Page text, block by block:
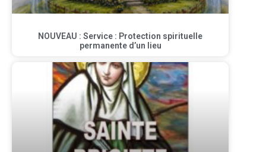
NOUVEAU : Service : Protection spirituelle
permanente d’un lieu